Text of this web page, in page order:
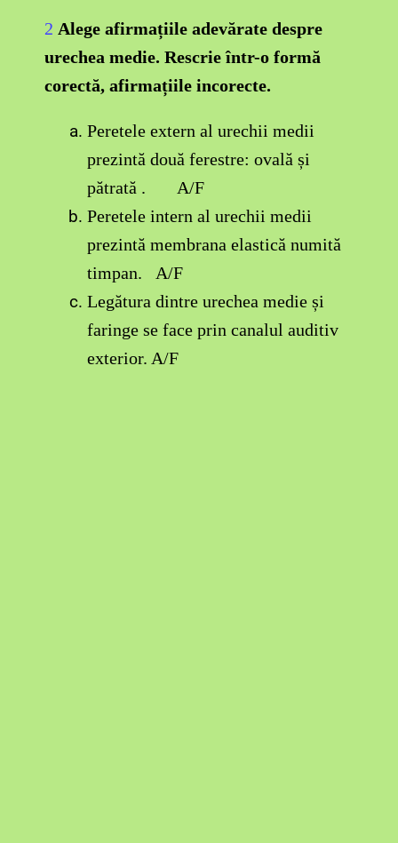
2 Alege afirmațiile adevărate despre
urechea medie. Rescrie într-o formă
corectă, afirmațiile incorecte.
Peretele extern al urechii medii
prezintă două ferestre: ovală și
pătrată . A/F
Peretele intern al urechii medii
prezintă membrana elastică numită
timpan. A/F
Legătura dintre urechea medie și
faringe se face prin canalul auditiv
exterior. A/F